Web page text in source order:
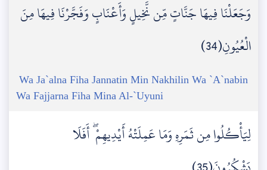
وَجَعَلْنَا فِيهَا جَنَّاتٍ مِّن نَّخِيلٍ وَأَعْنَابٍ وَفَجَّرْنَا فِيهَا مِنَ
الْعُيُونِ(34)
Wa Ja`alna Fiha Jannatin Min Nakhilin Wa `A`nabin
Wa Fajjarna Fiha Mina Al-`Uyuni
لِيَأْكُلُوا مِن ثَمَرِهِ وَمَا عَمِلَتْهُ أَيْدِيهِمْ ۖ أَفَلَا